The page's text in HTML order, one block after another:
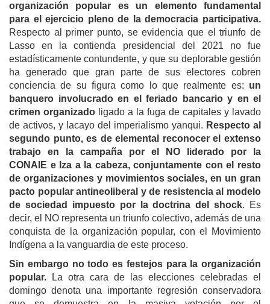
organización popular es un elemento fundamental
para el ejercicio pleno de la democracia participativa.
Respecto al primer punto, se evidencia que el triunfo de
Lasso en la contienda presidencial del 2021 no fue
estadísticamente contundente, y que su deplorable gestión
ha generado que gran parte de sus electores cobren
conciencia de su figura como lo que realmente es: un
banquero involucrado en el feriado bancario y en el
crimen organizado ligado a la fuga de capitales y lavado
de activos, y lacayo del imperialismo yanqui. Respecto al
segundo punto, es de elemental reconocer el extenso
trabajo en la campaña por el NO liderado por la
CONAIE e Iza a la cabeza, conjuntamente con el resto
de organizaciones y movimientos sociales, en un gran
pacto popular antineoliberal y de resistencia al modelo
de sociedad impuesto por la doctrina del shock. Es
decir, el NO representa un triunfo colectivo, además de una
conquista de la organización popular, con el Movimiento
Indígena a la vanguardia de este proceso.
Sin embargo no todo es festejos para la organización
popular. La otra cara de las elecciones celebradas el
domingo denota una importante regresión conservadora